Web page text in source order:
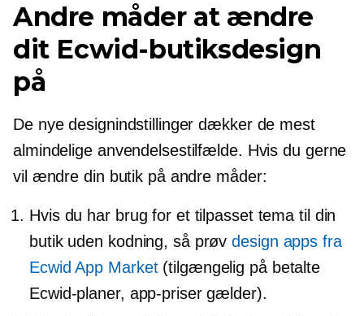
Andre måder at ændre
dit Ecwid-butiksdesign
på
De nye designindstillinger dækker de mest
almindelige anvendelsestilfælde. Hvis du gerne
vil ændre din butik på andre måder:
Hvis du har brug for et tilpasset tema til din
butik uden kodning, så prøvdesign apps fra
Ecwid App Market(tilgængelig på betalte
Ecwid-planer, app-priser gælder).